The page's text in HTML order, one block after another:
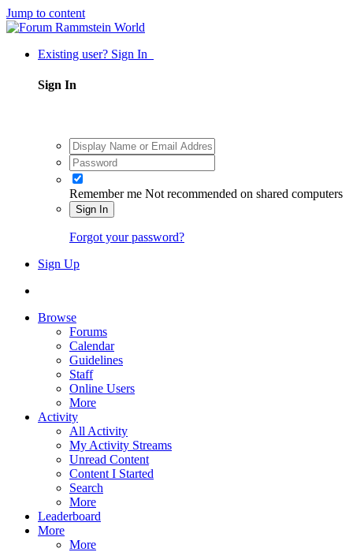
Jump to content
Existing user? Sign In
Sign In
Remember me Not recommended on shared computers
Sign In
Forgot your password?
Sign Up
Browse
Forums
Calendar
Guidelines
Staff
Online Users
More
Activity
All Activity
My Activity Streams
Unread Content
Content I Started
Search
More
Leaderboard
More
More